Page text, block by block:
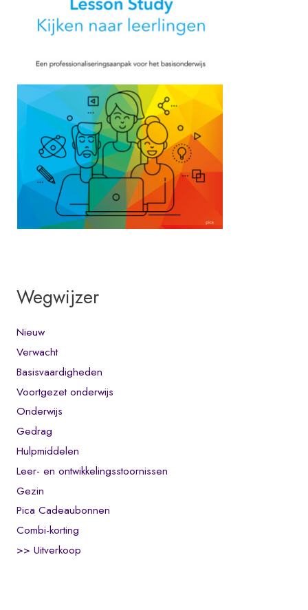
Wegwijzer
Nieuw
Verwacht
Basisvaardigheden
Voortgezet onderwijs
Onderwijs
Gedrag
Hulpmiddelen
Leer- en ontwikkelingsstoornissen
Gezin
Pica Cadeaubonnen
Combi-korting
>> Uitverkoop